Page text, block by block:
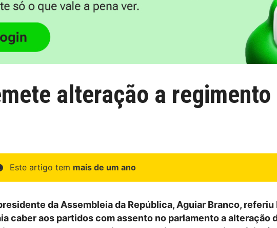
alteração a
Este artigo tem mais de um ano
da Assembleia da República, Aguiar Branco, referiu
caber aos partidos com assento no parlamento a alteração